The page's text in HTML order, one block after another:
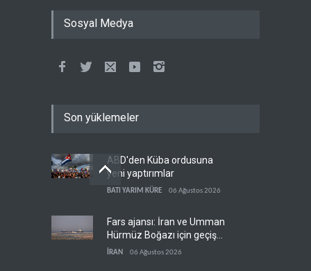
Sosyal Medya
Son yüklemeler
ABD'den Küba ordusuna
yeni yaptırımlar
BATI YARIM KÜRE 06 Ağustos 2026
Fars ajansı: İran ve Umman
Hürmüz Boğazı için geçiş
koridorlarında anlaştı
İRAN 06 Ağustos 2026